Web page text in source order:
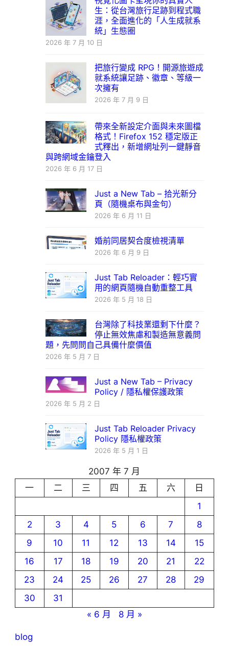
生：從台灣旅行足跡到程式職
涯，全面進化的「人生成就系
統」生態圈
2026 年 7 月 10 日
把旅行變成 RPG！開源旅遊成
就系統讓足跡、徽章、等級一
次擁有
2026 年 7 月 9 日
帶來全新設定介面與未來圖檔
格式！Firefox 152 穩定版正
式釋出，新增網址列一鍵靜音
與跨網域金鑰登入
2026 年 6 月 17 日
Just a New Tab – 拾光新分
頁（隨機桌布與金句）
2026 年 6 月 11 日
婚前同居契合度檢視清單
2026 年 6 月 9 日
Just Tab Reloader：輕巧實
用的網頁隨機自動重整工具
2026 年 5 月 18 日
台灣除了科技業還剩下什麼？
停止無效焦慮和製造無意義問
題，先問問自己具備什麼價值
2026 年 5 月 7 日
Just a New Tab – Privacy
Policy / 隱私權保護政策
2026 年 5 月 2 日
Just Tab Reloader Privacy
Policy 隱私權政策
2026 年 5 月 1 日
2007 年 7 月
一
二 三 四 五 六
日
1
2
3 4 5 6 7
8
9
10 11 12 13 14
15
16
17 18 19 20 21
22
23
24 25 26 27 28
29
30
31
« 6 月
8 月 »
blog